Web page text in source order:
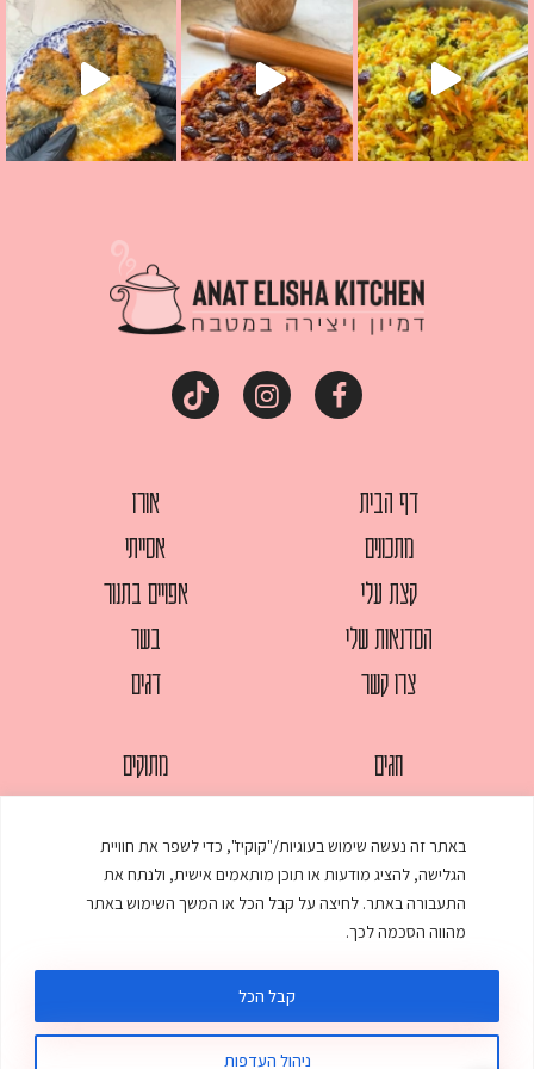
באתר זה נעשה שימוש בעוגיות/"קוקיז", כדי לשפר את חוויית
הגלישה, להציג מודעות או תוכן מותאמים אישית, ולנתח את
התעבורה באתר. לחיצה על קבל הכל או המשך השימוש באתר
מהווה הסכמה לכך.
ניהול העדפות
קבל הכל
דף הבית
מתכונים
קצת עלי
הסדנאות שלי
צרו קשר
אורז
אסייתי
אפויים בתנור
בשר
דגים
חגים
מאפים
ממולאים
מרקים
מתוקים
עוגות
עוף